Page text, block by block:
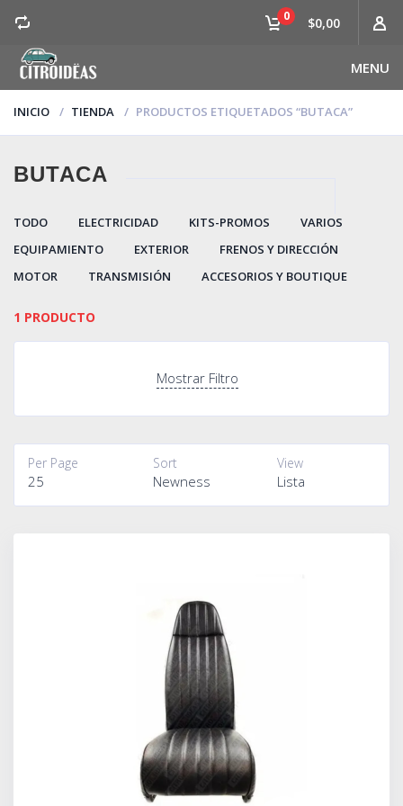
MENU
0 $0,00
INICIO TIENDA PRODUCTOS ETIQUETADOS “BUTACA”
BUTACA
TODO ELECTRICIDAD KITS-PROMOS
VARIOS
EQUIPAMIENTO
EXTERIOR
FRENOS Y DIRECCIÓN
MOTOR
TRANSMISIÓN ACCESORIOS Y BOUTIQUE
1 PRODUCTO
Mostrar Filtro
View
Lista
Sort
Newness
Per Page
25